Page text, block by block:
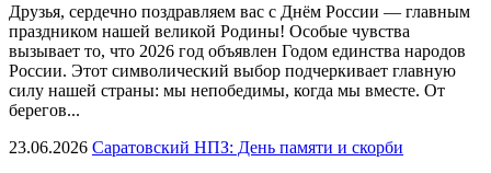
Друзья, сердечно поздравляем вас с Днём России — главным
праздником нашей великой Родины! Особые чувства
вызывает то, что 2026 год объявлен Годом единства народов
России. Этот символический выбор подчеркивает главную
силу нашей страны: мы непобедимы, когда мы вместе. От
берегов...
23.06.2026 Саратовский НПЗ: День памяти и скорби